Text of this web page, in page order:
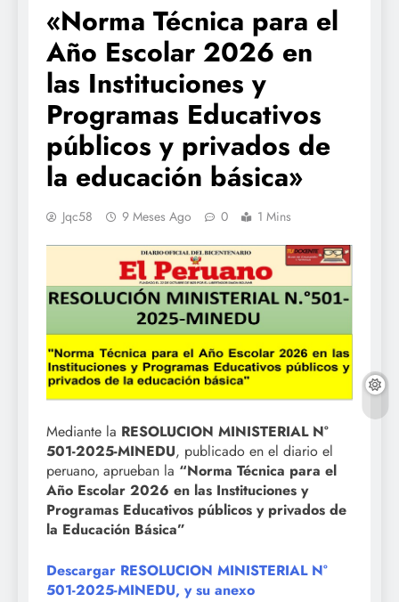
«Norma Técnica para el
Año Escolar 2026 en
las Instituciones y
Programas Educativos
públicos y privados de
la educación básica»
Jqc58 9 Meses Ago 0 1 Mins
Mediante la RESOLUCION MINISTERIAL N°
501-2025-MINEDU, publicado en el diario el
peruano, aprueban la “Norma Técnica para el
Año Escolar 2026 en las Instituciones y
Programas Educativos públicos y privados de
la Educación Básica”
Descargar RESOLUCION MINISTERIAL N°
501-2025-MINEDU, y su anexo